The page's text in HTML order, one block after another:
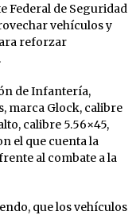
Federal de Seguridad
vehículos y
reforzar
de Infantería,
marca Glock, calibre
calibre 5.56×45,
el que cuenta la
al combate a la
que los vehículos